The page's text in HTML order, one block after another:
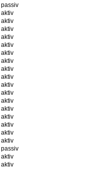
passiv
aktiv
aktiv
aktiv
aktiv
aktiv
aktiv
aktiv
aktiv
aktiv
aktiv
aktiv
aktiv
aktiv
aktiv
aktiv
aktiv
aktiv
passiv
aktiv
aktiv